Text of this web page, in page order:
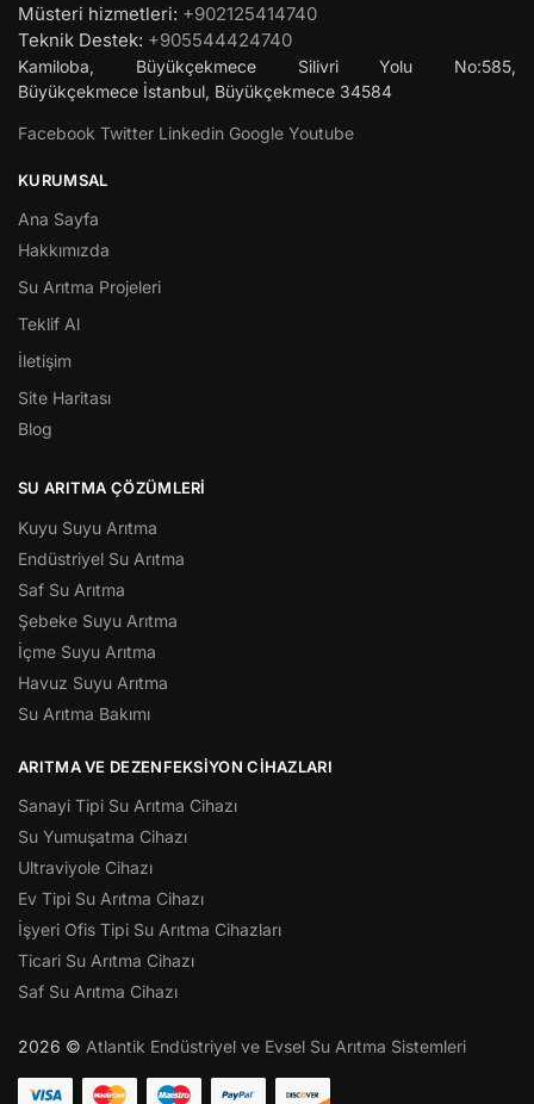
Müsteri hizmetleri: +902125414740
Teknik Destek: +905544424740
Kamiloba, Büyükçekmece Silivri Yolu No:585,
Büyükçekmece İstanbul, Büyükçekmece 34584
Facebook Twitter Linkedin Google Youtube
KURUMSAL
Ana Sayfa
Hakkımızda
Su Arıtma Projeleri
Teklif Al
İletişim
Site Haritası
Blog
SU ARITMA ÇÖZÜMLERI
Kuyu Suyu Arıtma
Endüstriyel Su Arıtma
Saf Su Arıtma
Şebeke Suyu Arıtma
İçme Suyu Arıtma
Havuz Suyu Arıtma
Su Arıtma Bakımı
ARITMA VE DEZENFEKSIYON CIHAZLARI
Sanayi Tipi Su Arıtma Cihazı
Su Yumuşatma Cihazı
Ultraviyole Cihazı
Ev Tipi Su Arıtma Cihazı
İşyeri Ofis Tipi Su Arıtma Cihazları
Ticari Su Arıtma Cihazı
Saf Su Arıtma Cihazı
2026 © Atlantik Endüstriyel ve Evsel Su Arıtma Sistemleri